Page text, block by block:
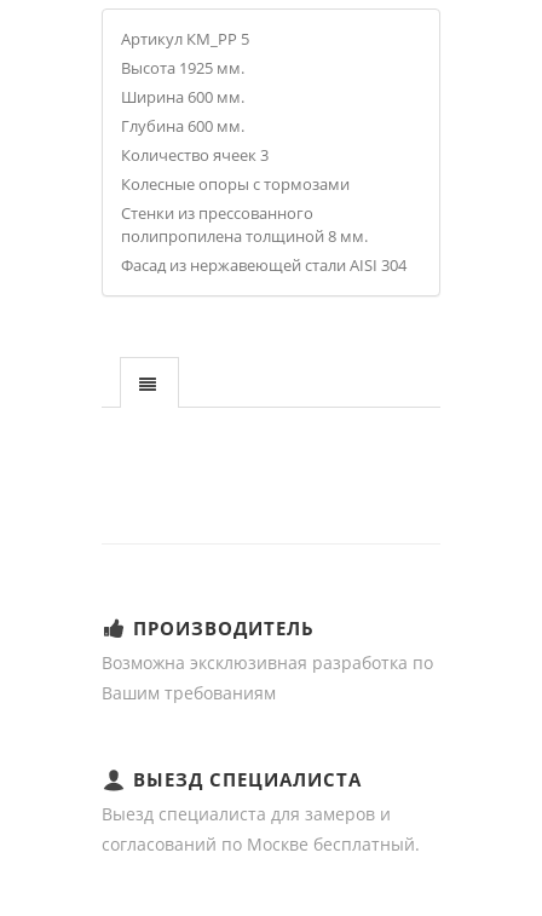
Артикул КМ_РР 5
Высота 1925 мм.
Ширина 600 мм.
Глубина 600 мм.
Количество ячеек 3
Колесные опоры с тормозами
Стенки из прессованного
полипропилена толщиной 8 мм.
Фасад из нержавеющей стали AISI 304
ПРОИЗВОДИТЕЛЬ
Возможна эксклюзивная разработка по
Вашим требованиям
ВЫЕЗД СПЕЦИАЛИСТА
Выезд специалиста для замеров и
согласований по Москве бесплатный.